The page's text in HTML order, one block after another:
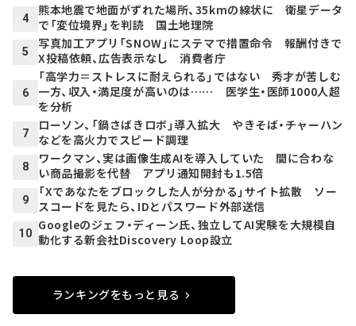
4
熊本地震で地面がずれた場所、35kmの線状に 衛星データ
で「変位境界」を判読 国土地理院
5
写真加工アプリ「SNOW」にステマで措置命令 報酬付きで
X投稿依頼、広告表示なし 消費者庁
6
「高学力＝ストレスに耐えられる」ではない 秀才が苦しむ
一方、収入・満足度が高いのは…… 医学生・医師1000人超
を分析
7
ローソン、「鍋さばきロボ」導入拡大 やきそば・チャーハン
などを高火力でスピード調理
8
ワークマン、実は画像生成AIを導入していた 間に合わな
い商品撮影を代替 アプリ通知開封も1.5倍
9
「Xであなたをブロックした人が分かる」サイト拡散 ソー
スコードを見たら、IDとパスワード外部送信
10
Googleのジェフ・ディーン氏、独立してAI実験を大規模自
動化する新会社Discovery Loop設立
ランキングをもっと見る